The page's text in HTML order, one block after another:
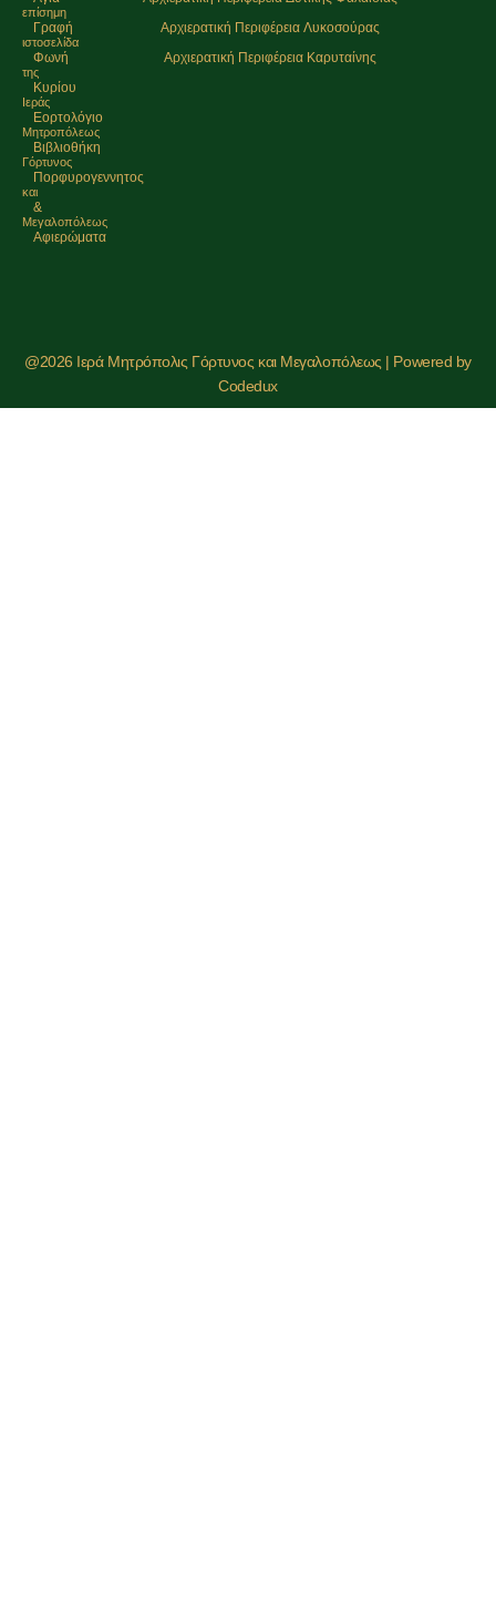
επίσημη
ιστοσελίδα
της
Ιεράς
Μητρoπόλεως
Γόρτυνος
και
Μεγαλοπόλεως
Γραφή
Φωνή
Κυρίου
Εορτολόγιο
Βιβλιοθήκη
Πορφυρογεννητος
&
Αφιερώματα
Αρχιερατική Περιφέρεια Λυκοσούρας
Αρχιερατική Περιφέρεια Καρυταίνης
@2026 Ιερά Μητρόπολις Γόρτυνος και Μεγαλοπόλεως | Powered by
Codedux